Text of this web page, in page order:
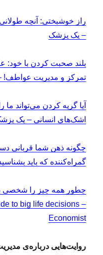
راز خوشبختی: آنچه
– یک پزشک
بلند صحبت کردن با خود:
تمرکز و مدیریت
آیا گریه کردن می‌تواند ما
اشک‌های انسانی – یک
گمراه‌کننده که باید
چطور همه چیز را شخصی
to big life decisions –
Economist
روایت‌هایی درباره‌ی